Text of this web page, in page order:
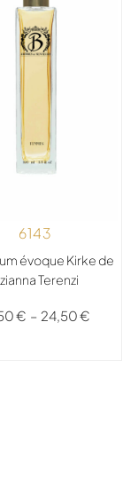
6143
évoque Kirke de
Terenzi
€ – 24,50€